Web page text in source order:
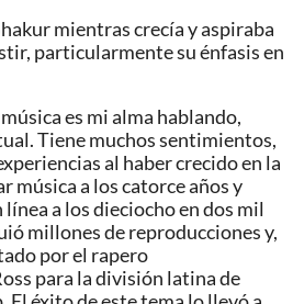
mientras crecía y aspiraba
particularmente su énfasis en
es mi alma hablando,
Tiene muchos sentimientos,
al haber crecido en la
música a los catorce años y
a los dieciocho en dos mil
millones de reproducciones y,
por el rapero
para la división latina de